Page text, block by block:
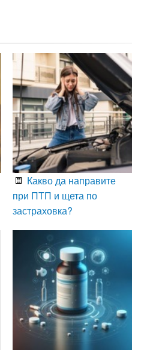
Какво да направите
при ПТП и щета по
застраховка?